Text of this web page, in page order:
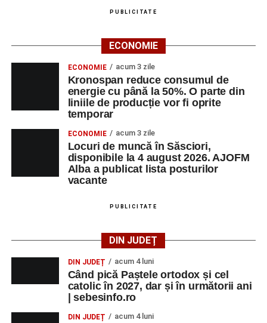
PUBLICITATE
ECONOMIE
ECONOMIE acum 3 zile
Kronospan reduce consumul de
energie cu până la 50%. O parte din
liniile de producție vor fi oprite
temporar
ECONOMIE acum 3 zile
Locuri de muncă în Săsciori,
disponibile la 4 august 2026. AJOFM
Alba a publicat lista posturilor
vacante
PUBLICITATE
DIN JUDEȚ
DIN JUDEȚ acum 4 luni
Când pică Paștele ortodox și cel
catolic în 2027, dar și în următorii ani
| sebesinfo.ro
DIN JUDEȚ acum 4 luni